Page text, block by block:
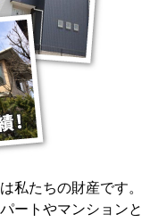
私たちの財産です。
ートやマンションと